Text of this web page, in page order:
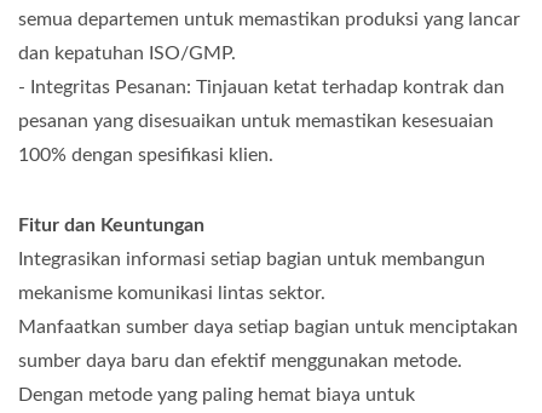
semua departemen untuk memastikan produksi yang lancar
dan kepatuhan ISO/GMP.
- Integritas Pesanan: Tinjauan ketat terhadap kontrak dan
pesanan yang disesuaikan untuk memastikan kesesuaian
100% dengan spesifikasi klien.
Fitur dan Keuntungan
Integrasikan informasi setiap bagian untuk membangun
mekanisme komunikasi lintas sektor.
Manfaatkan sumber daya setiap bagian untuk menciptakan
sumber daya baru dan efektif menggunakan metode.
Dengan metode yang paling hemat biaya untuk